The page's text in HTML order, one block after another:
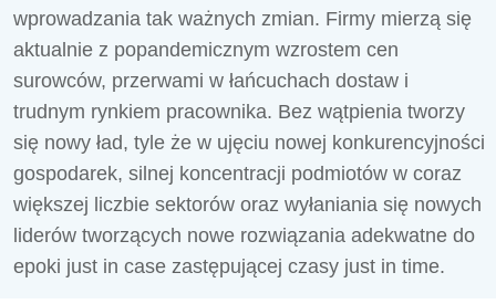
wprowadzania tak ważnych zmian. Firmy mierzą się
aktualnie z popandemicznym wzrostem cen
surowców, przerwami w łańcuchach dostaw i
trudnym rynkiem pracownika. Bez wątpienia tworzy
się nowy ład, tyle że w ujęciu nowej konkurencyjności
gospodarek, silnej koncentracji podmiotów w coraz
większej liczbie sektorów oraz wyłaniania się nowych
liderów tworzących nowe rozwiązania adekwatne do
epoki just in case zastępującej czasy just in time.